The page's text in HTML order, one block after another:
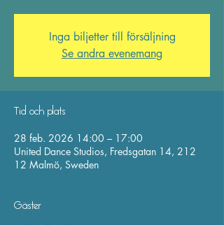
Inga biljetter till försäljning
Se andra evenemang
Tid och plats
28 feb. 2026 14:00 – 17:00
United Dance Studios, Fredsgatan 14, 212
12 Malmö, Sweden
Gäster